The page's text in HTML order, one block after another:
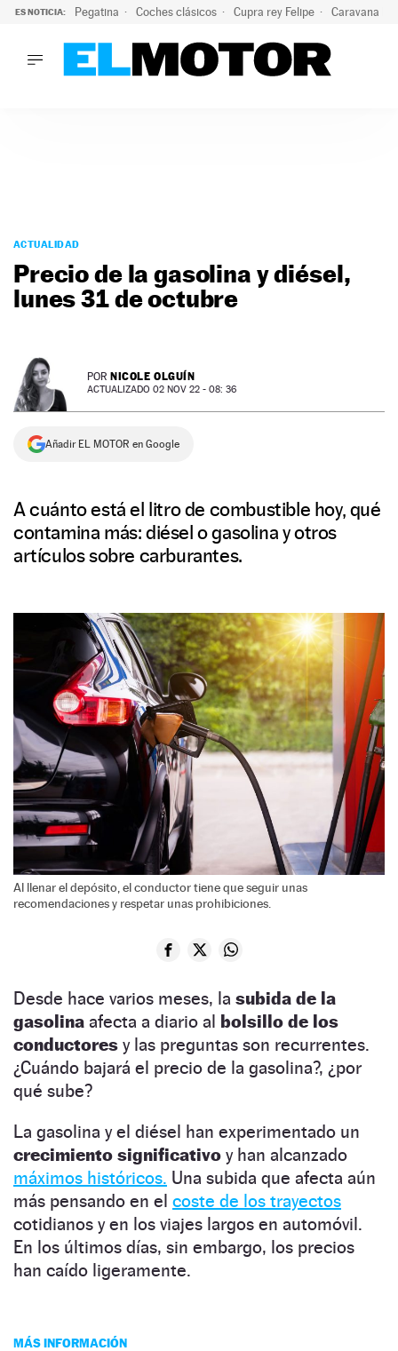
ES NOTICIA: Pegatina Coches clásicos Cupra rey Felipe Caravana
PODCAST
MOTOS
TECNOLOGÍA
PREMIOS
SERVICIOS
ACTUALIDAD
Precio de la gasolina y diésel,
lunes 31 de octubre
POR NICOLE OLGUÍN
ACTUALIZADO 02 NOV 22 - 08: 36
Añadir EL MOTOR en Google
A cuánto está el litro de combustible hoy, qué
contamina más: diésel o gasolina y otros
artículos sobre carburantes.
Al llenar el depósito, el conductor tiene que seguir unas
recomendaciones y respetar unas prohibiciones.
Desde hace varios meses, la subida de la
gasolina afecta a diario al bolsillo de los
conductores y las preguntas son recurrentes.
¿Cuándo bajará el precio de la gasolina?, ¿por
qué sube?
La gasolina y el diésel han experimentado un
crecimiento significativo y han alcanzado
máximos históricos. Una subida que afecta aún
más pensando en el coste de los trayectos
cotidianos y en los viajes largos en automóvil.
En los últimos días, sin embargo, los precios
han caído ligeramente.
MÁS INFORMACIÓN